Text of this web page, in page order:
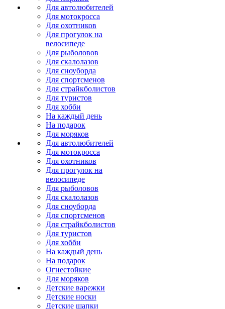
Для автолюбителей
Для мотокросса
Для охотников
Для прогулок на
велосипеде
Для рыболовов
Для скалолазов
Для сноуборда
Для спортсменов
Для страйкболистов
Для туристов
Для хобби
На каждый день
На подарок
Для моряков
Для автолюбителей
Для мотокросса
Для охотников
Для прогулок на
велосипеде
Для рыболовов
Для скалолазов
Для сноуборда
Для спортсменов
Для страйкболистов
Для туристов
Для хобби
На каждый день
На подарок
Огнестойкие
Для моряков
Детские варежки
Детские носки
Детские шапки